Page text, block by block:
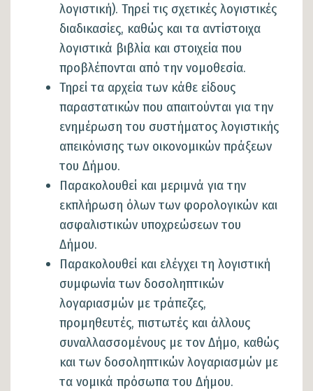
λογιστική). Τηρεί τις σχετικές λογιστικές
διαδικασίες, καθώς και τα αντίστοιχα
λογιστικά βιβλία και στοιχεία που
προβλέπονται από την νομοθεσία.
Τηρεί τα αρχεία των κάθε είδους
παραστατικών που απαιτούνται για την
ενημέρωση του συστήματος λογιστικής
απεικόνισης των οικονομικών πράξεων
του Δήμου.
Παρακολουθεί και μεριμνά για την
εκπλήρωση όλων των φορολογικών και
ασφαλιστικών υποχρεώσεων του
Δήμου.
Παρακολουθεί και ελέγχει τη λογιστική
συμφωνία των δοσοληπτικών
λογαριασμών με τράπεζες,
προμηθευτές, πιστωτές και άλλους
συναλλασσομένους με τον Δήμο, καθώς
και των δοσοληπτικών λογαριασμών με
τα νομικά πρόσωπα του Δήμου.